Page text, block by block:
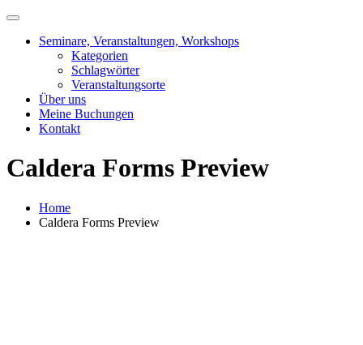
Skip
contentSeminare, Veranstaltungen, Workshops
Kategorien
Schlagwörter
Veranstaltungsorte
Über uns
Meine Buchungen
Kontakt
Caldera Forms Preview
Home
Caldera Forms Preview